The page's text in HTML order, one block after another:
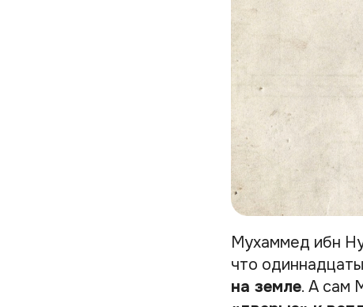
Мухаммед ибн
что
на земле. А сам